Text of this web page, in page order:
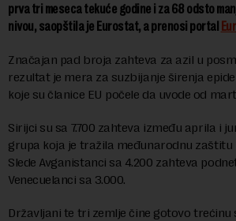
prva tri meseca tekuće godine i za 68 odsto
nivou, saopštila je Eurostat, a prenosi portal
Značajan pad broja zahteva za azil u
rezultat je mera za suzbijanje širenja
koje su članice EU počele da uvode od
Sirijci su sa 7.700 zahteva između aprila i
grupa koja je tražila međunarodnu zaštitu
Slede Avganistanci sa 4.200 zahteva
Venecuelanci sa 3.000.
Državljani te tri zemlje čine gotovo trećinu